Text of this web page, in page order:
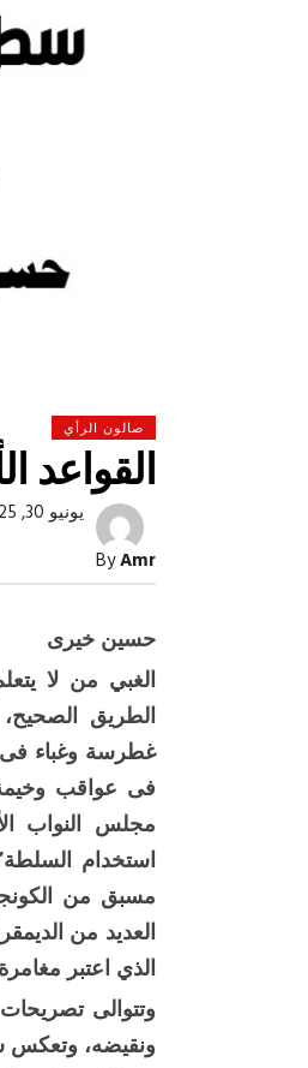
صالون الرأي
القواعد
ByAmr
يونيو 30, 2025, 14:31 م
حسين خيرى
الغبي من لا
الطريق
غطرسة وغباء فى
فى عواقب وخيمة
مجلس النواب
استخدام
مسبق من
العديد من
الذي اعتبر
وتتوالى
ونقيضه، وتعكس
جهاز
الدول